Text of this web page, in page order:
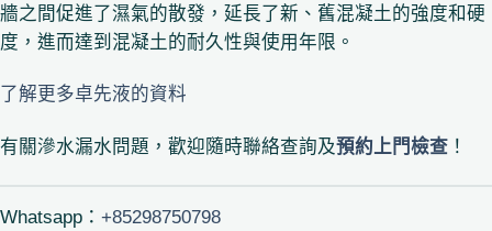
牆之間促進了濕氣的散發，延長了新、舊混凝土的強度和硬
度，進而達到混凝土的耐久性與使用年限。
了解更多卓先液的資料
有關滲水漏水問題，歡迎隨時聯絡查詢及預約上門檢查 ！
Whatsapp： +85298750798